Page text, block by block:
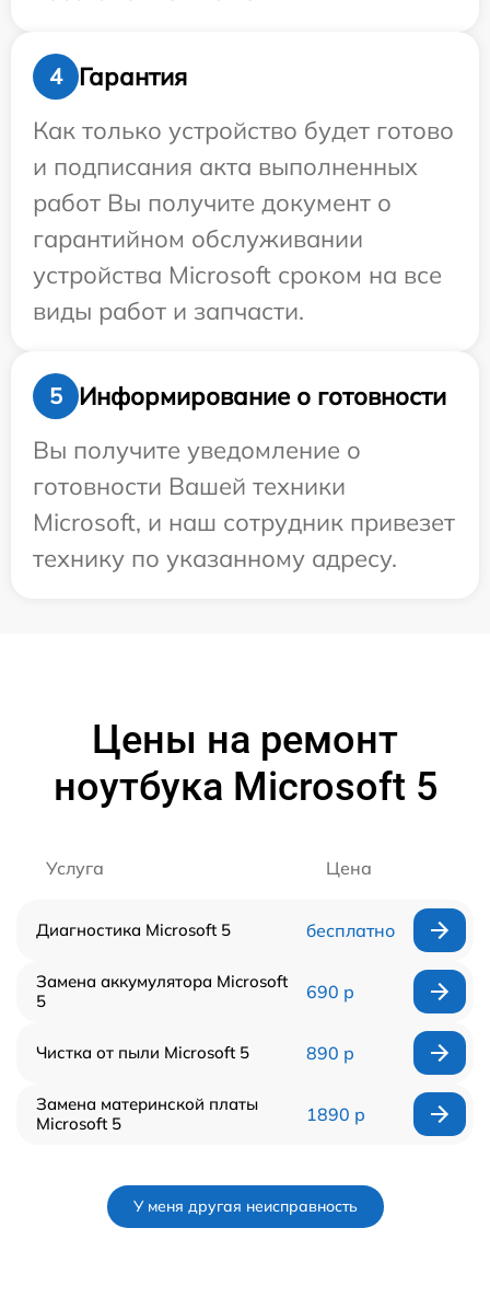
4
Гарантия
Как только устройство будет готово
и подписания акта выполненных
работ Вы получите документ о
гарантийном обслуживании
устройства Microsoft сроком на все
виды работ и запчасти.
5
Информирование о готовности
Вы получите уведомление о
готовности Вашей техники
Microsoft, и наш сотрудник привезет
технику по указанному адресу.
Цены на ремонт
ноутбука Microsoft 5
Услуга Цена
Диагностика Microsoft 5 бесплатно
Замена аккумулятора Microsoft
5
690 р
Чистка от пыли Microsoft 5 890 р
Замена материнской платы
Microsoft 5
1890 р
У меня другая неисправность